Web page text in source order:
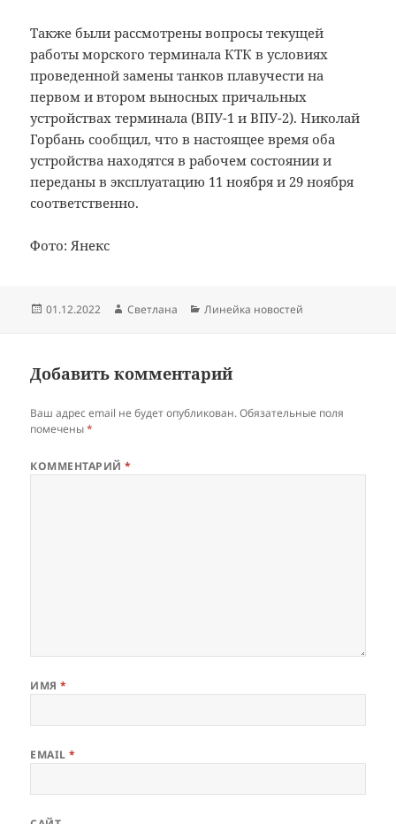
Также были рассмотрены вопросы текущей
работы морского терминала КТК в условиях
проведенной замены танков плавучести на
первом и втором выносных причальных
устройствах терминала (ВПУ-1 и ВПУ-2). Николай
Горбань сообщил, что в настоящее время оба
устройства находятся в рабочем состоянии и
переданы в эксплуатацию 11 ноября и 29 ноября
соответственно.
Фото: Янекс
Опубликовано
01.12.2022 Автор
Светлана Рубрики
Линейка новостей
Добавить комментарий
Ваш адрес email не будет опубликован. Обязательные поля
помечены*
КОММЕНТАРИЙ*
ИМЯ*
EMAIL*